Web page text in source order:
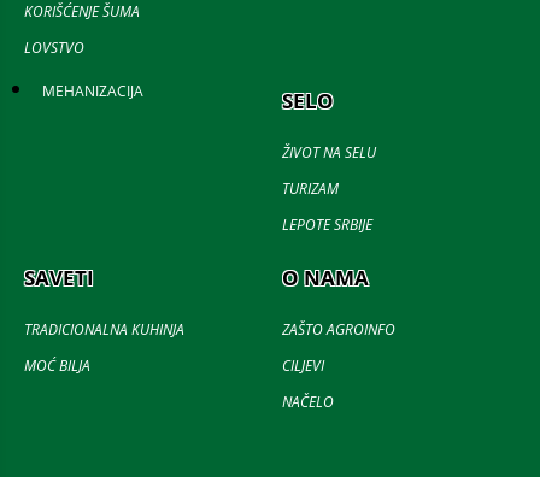
KORIŠĆENJE ŠUMA
LOVSTVO
MEHANIZACIJA SELO
ŽIVOT NA SELU
TURIZAM
LEPOTE SRBIJE
SAVETI
TRADICIONALNA KUHINJA
MOĆ BILJA
O NAMA
ZAŠTO AGROINFO
CILJEVI
NAČELO